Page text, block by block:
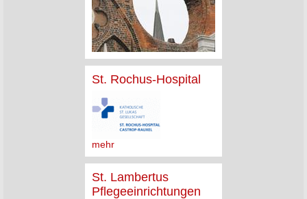
St. Rochus-Hospital
mehr
St. Lambertus
Pflegeeinrichtungen